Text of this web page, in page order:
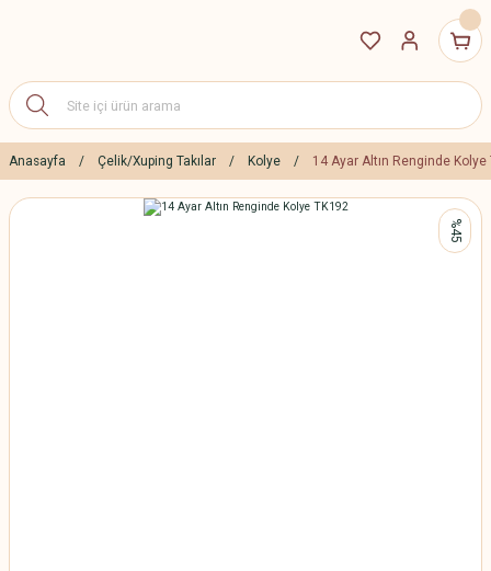
Anasayfa Çelik/Xuping Takılar Kolye 14 Ayar Altın Renginde Kolye
%45